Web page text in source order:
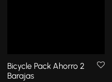
Bicycle Pack Ahorro 2
Barajas